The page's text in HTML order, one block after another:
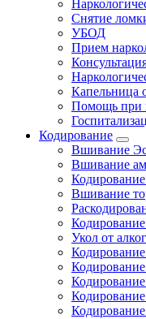
Снятие
УБОД
Прием
Капельница
Помощь при
Кодирование
Вшивание
Вшивание
Вшивание
Укол от